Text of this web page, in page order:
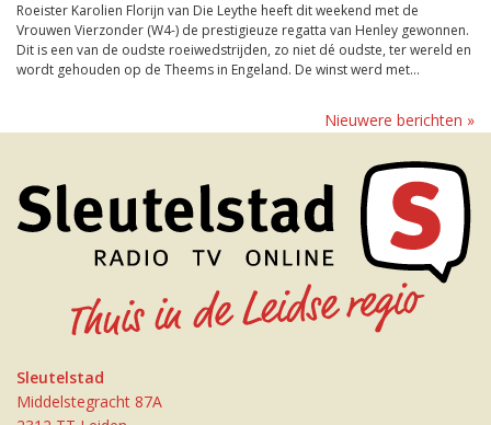
Roeister Karolien Florijn van Die Leythe heeft dit weekend met de
Vrouwen Vierzonder (W4-) de prestigieuze regatta van Henley gewonnen.
Dit is een van de oudste roeiwedstrijden, zo niet dé oudste, ter wereld en
wordt gehouden op de Theems in Engeland. De winst werd met...
Nieuwere berichten »
Sleutelstad
Middelstegracht 87A